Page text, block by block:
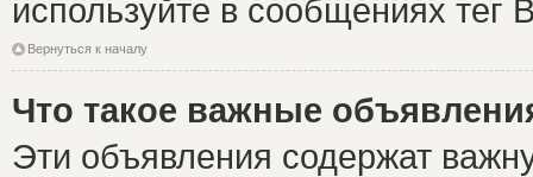
используйте в сообщениях тег
Вернуться к началу
Что такое важные
Эти объявления содержат